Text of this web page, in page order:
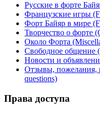
Русские в форте
Французские игры
Форт Байяр в мире
Творчество о форте
Около Форта
Свободное общение
Новости и
Отзывы, пожелания,
questions)
Права доступа